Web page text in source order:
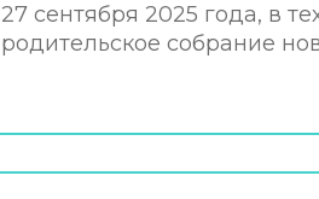
27 сентября 2025 года, в
родительское собрание